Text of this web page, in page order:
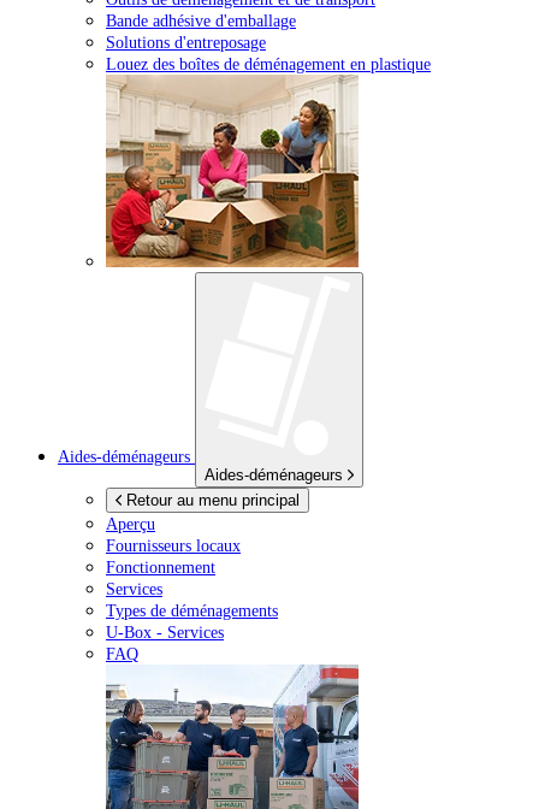
Bande adhésive d'emballage
Solutions d'entreposage
Louez des boîtes de déménagement en plastique
Aides-déménageurs
Aides-déménageurs
Retour au menu principal
Aperçu
Fournisseurs locaux
Fonctionnement
Services
Types de déménagements
U-Box - Services
FAQ